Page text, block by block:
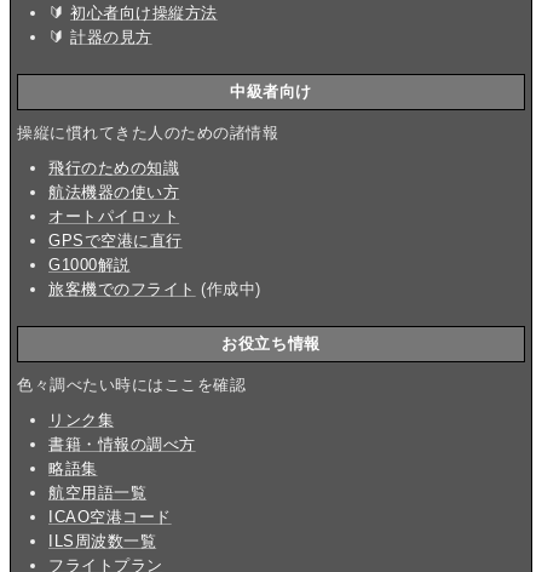
🔰初心者向け操縦方法
🔰計器の見方
中級者向け
操縦に慣れてきた人のための諸情報
飛行のための知識
航法機器の使い方
オートパイロット
GPSで空港に直行
G1000解説
旅客機でのフライト (作成中)
お役立ち情報
色々調べたい時にはここを確認
リンク集
書籍・情報の調べ方
略語集
航空用語一覧
ICAO空港コード
ILS周波数一覧
フライトプラン